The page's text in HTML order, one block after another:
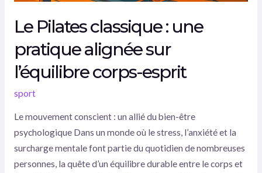
Le Pilates classique : une
pratique alignée sur
l’équilibre corps-esprit
sport
Le mouvement conscient : un allié du bien-être
psychologique Dans un monde où le stress, l’anxiété et la
surcharge mentale font partie du quotidien de nombreuses
personnes, la quête d’un équilibre durable entre le corps et